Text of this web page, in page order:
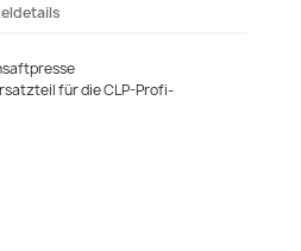
für die CLP-Profi-